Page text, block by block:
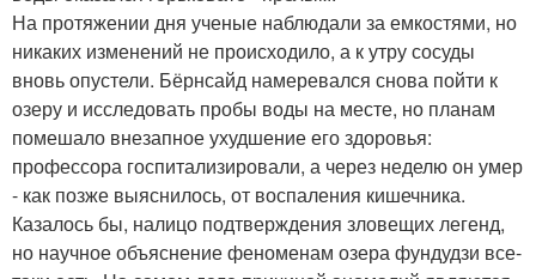
На протяжении дня ученые наблюдали за емкостями, но
никаких изменений не происходило, а к утру сосуды
вновь опустели. Бёрнсайд намеревался снова пойти к
озеру и исследовать пробы воды на месте, но планам
помешало внезапное ухудшение его здоровья:
профессора госпитализировали, а через неделю он умер
- как позже выяснилось, от воспаления кишечника.
Казалось бы, налицо подтверждения зловещих легенд,
но научное объяснение феноменам озера фундудзи все-